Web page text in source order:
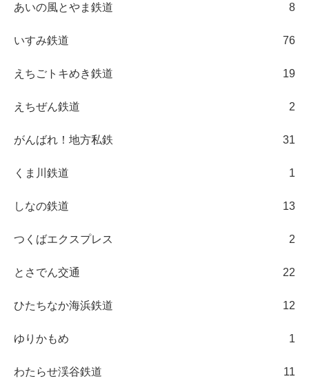
あいの風とやま鉄道 8
いすみ鉄道 76
えちごトキめき鉄道 19
えちぜん鉄道 2
がんばれ！地方私鉄 31
くま川鉄道 1
しなの鉄道 13
つくばエクスプレス 2
とさでん交通 22
ひたちなか海浜鉄道 12
ゆりかもめ 1
わたらせ渓谷鉄道 11